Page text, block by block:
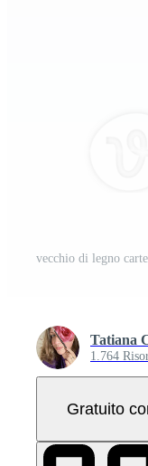
Tatiana
1.764
Gratuito